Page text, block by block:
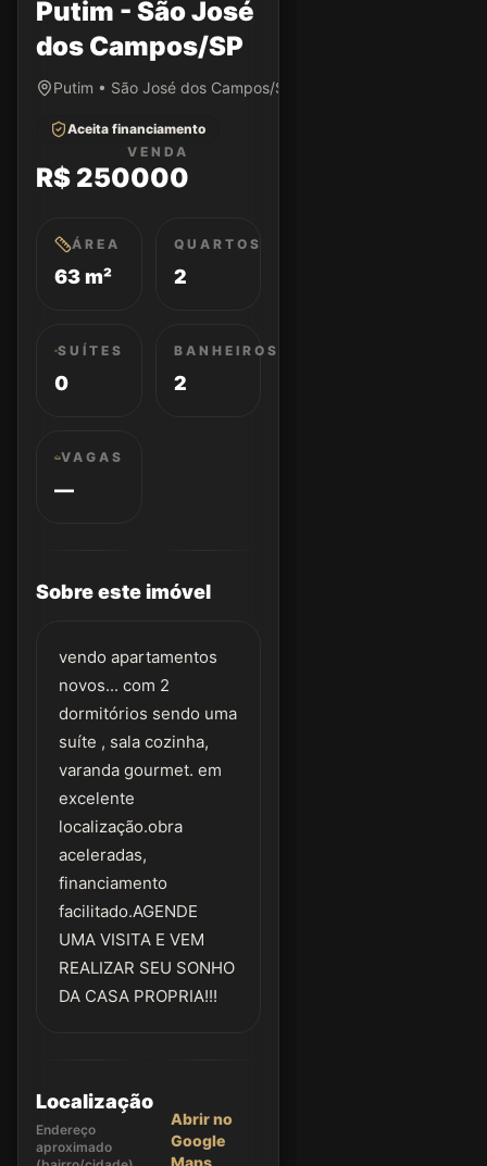
Putim - São José
dos Campos/SP
Putim • São José dos Campos/SP
Aceita financiamento
VENDA
R$ 250000
ÁREA
63 m²
QUARTOS
2
SUÍTES
0
BANHEIROS
2
VAGAS
—
Sobre este imóvel
vendo apartamentos
novos... com 2
dormitórios sendo uma
suíte , sala cozinha,
varanda gourmet. em
excelente
localização.obra
aceleradas,
financiamento
facilitado.AGENDE
UMA VISITA E VEM
REALIZAR SEU SONHO
DA CASA PROPRIA!!!
Localização
Endereço
aproximado
Abrir no
Google
Maps